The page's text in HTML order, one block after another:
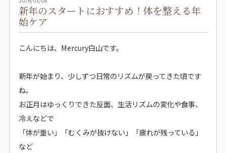
新年のスタートにおすすめ！体を整える年
始ケア
こんにちは、Mercury白山です。
新年が始まり、少しずつ日常のリズムが戻ってきた頃です
ね。
お正月はゆっくりできた反面、生活リズムの変化や食事、
冷えなどで
「体が重い」「むくみが抜けない」「疲れが残っている」
など